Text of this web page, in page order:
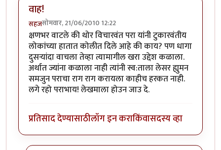
वाह!
सहजसोमवार, 21/06/2010 12:22
क्षणभर वाटले की थोर विचारवंत परा यांनी टुकारवंतीय
लोकांच्या हातात कोलीत दिले आहे की काय? पण धागा
दुसर्‍यांदा वाचला तेव्हा त्यामागील खरा उद्देश कळाला.
अर्थात ज्यांना कळाला नाही त्यांनी स्व:ताला लेसर ह्युमन
समजुन पराचा राग राग करायला काहीच हरकत नाही.
लगे रहो पराभाय! लेखमाला होउन जाउ दे.
प्रतिसाद देण्यासाठीलॉग इन कराकिंवासदस्य व्हा